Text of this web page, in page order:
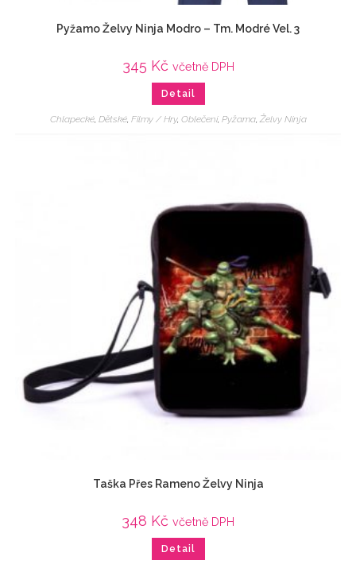
Pyžamo Želvy Ninja Modro – Tm. Modré Vel. 3
345 Kč včetně DPH
Detail
Chlapecké, Dětské, Filmy / Hry, Oblečení, Pyžama, Želvy Ninja
Taška Přes Rameno Želvy Ninja
348 Kč včetně DPH
Detail